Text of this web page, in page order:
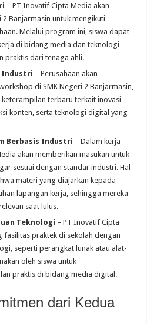
– PT Inovatif Cipta Media akan
Banjarmasin untuk mengikuti
Melalui program ini, siswa dapat
di bidang media dan teknologi
praktis dari tenaga ahli.
Industri – Perusahaan akan
di SMK Negeri 2 Banjarmasin,
terbaru terkait inovasi
konten, serta teknologi digital yang
Berbasis Industri – Dalam kerja
akan memberikan masukan untuk
sesuai dengan standar industri. Hal
materi yang diajarkan kepada
lapangan kerja, sehingga mereka
saat lulus.
Teknologi – PT Inovatif Cipta
fasilitas praktek di sekolah dengan
seperti perangkat lunak atau alat-
oleh siswa untuk
praktis di bidang media digital.
dari Kedua